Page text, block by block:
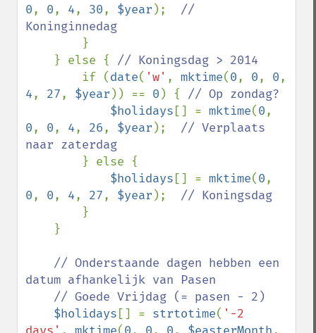
0, 0, 4, 30, $year ); //
Koninginnedag
}
    } else {
// Koningsdag > 2014
if (date( 'w' , mktime(0, 0, 0
4, 27, $year )) == 0 ) { // Op zondag?
$holidays [] = mktime(0
0, 0, 4, 26, $year ); // Verplaats
naar zaterdag
} else {
$holidays [] = mktime(0
0, 0, 4, 27, $year ); // Koningsdag
}
// Onderstaande dagen hebben een
datum afhankelijk van Pasen
$holidays [] = strtotime( '-2